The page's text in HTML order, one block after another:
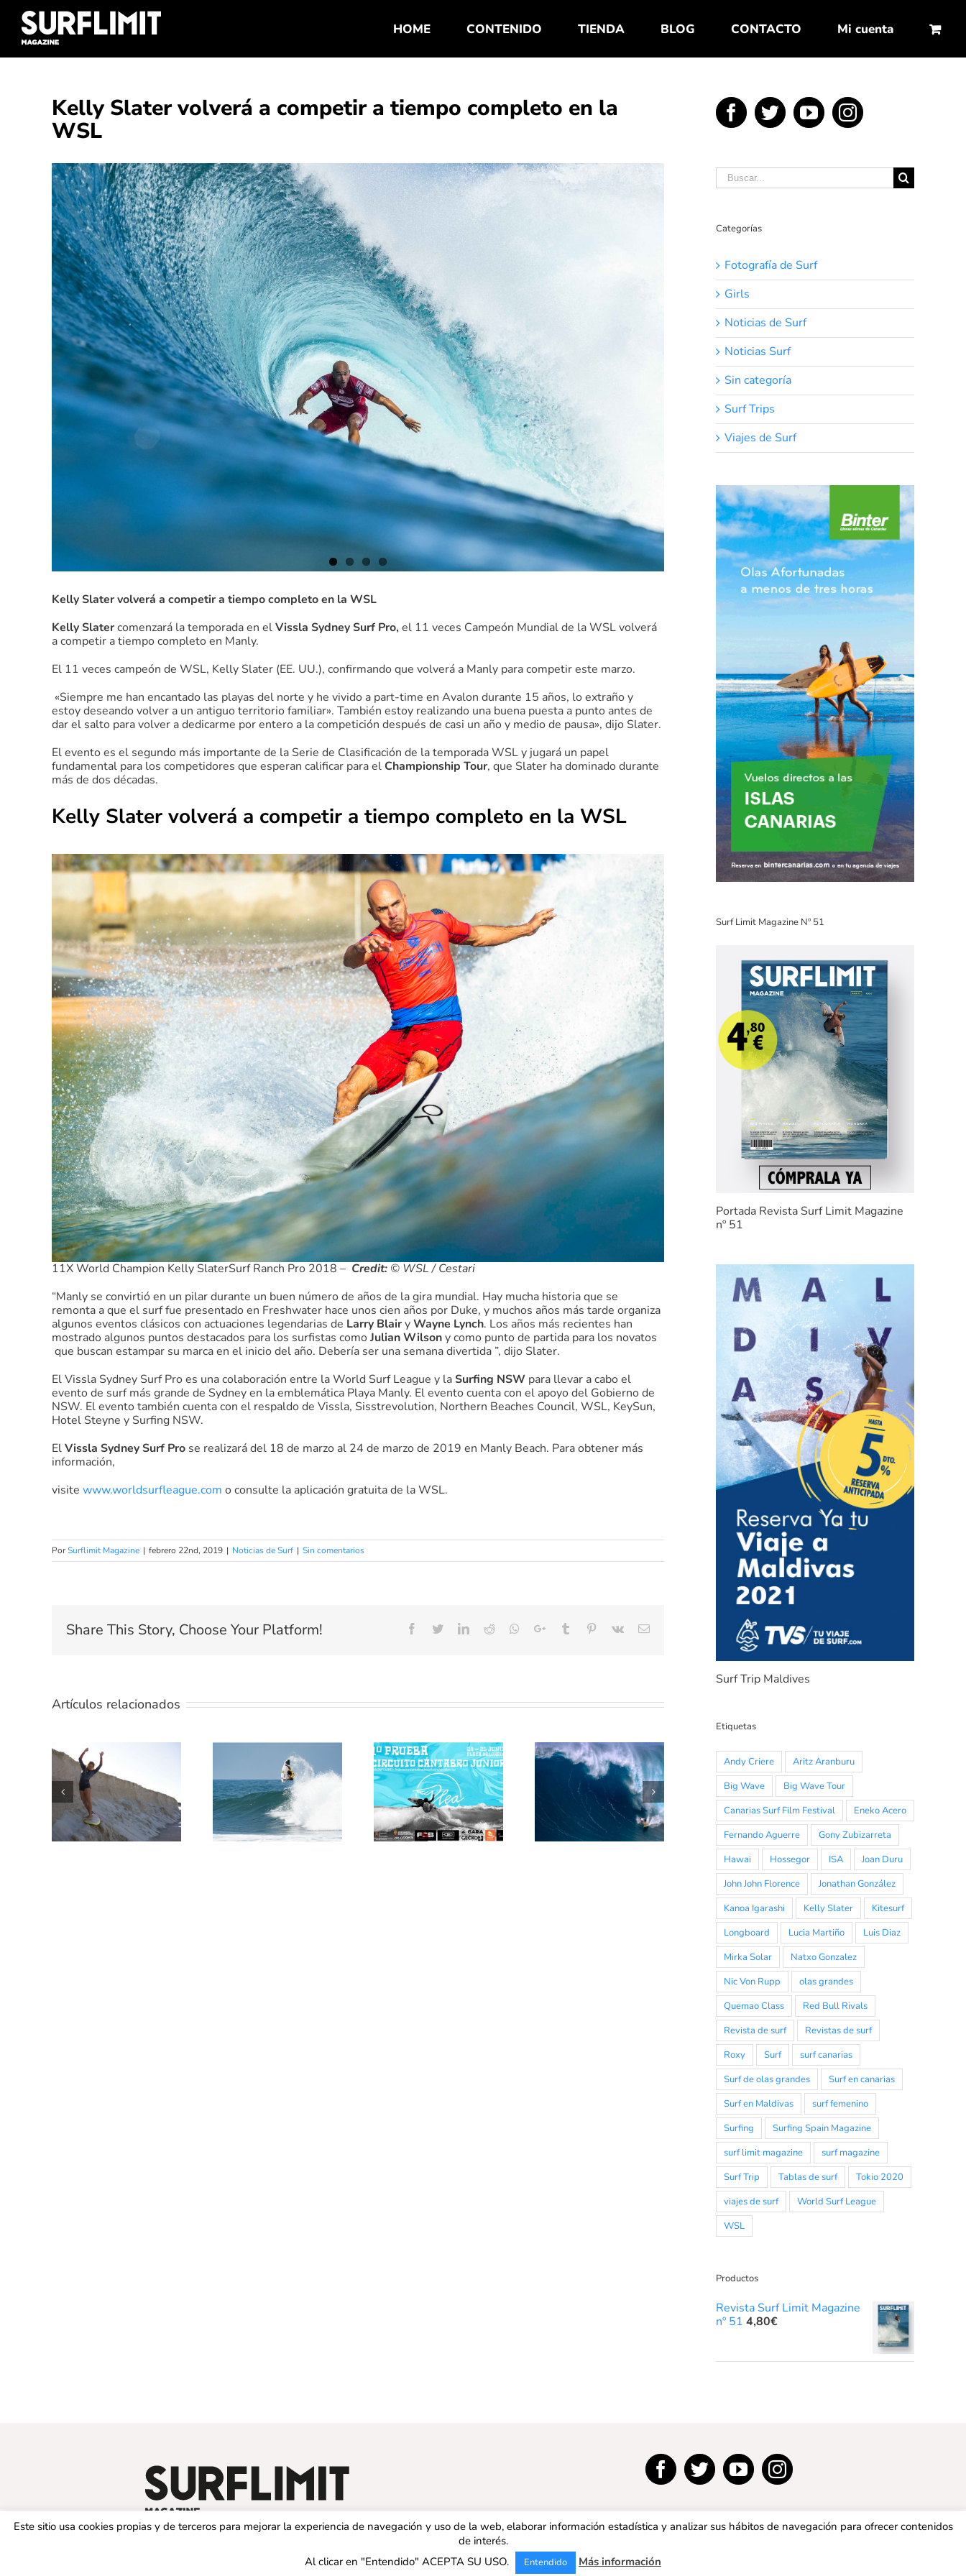
content
HOME CONTENIDO TIENDA BLOG CONTACTO Mi cuenta
Kelly Slater volverá a competir a tiempo completo en la
WSL
Ver
imagen
más
grande
Kelly Slater volverá a competir a tiempo completo en la WSL
Kelly Slatercomenzará la temporada en elVissla Sydney Surf Pro,el 11 veces Campeón Mundial de la WSL volverá
a competir a tiempo completo en Manly.
El 11 veces campeón de WSL, Kelly Slater (EE. UU.), confirmando que volverá a Manly para competir este marzo.
«Siempre me han encantado las playas del norte y he vivido a part-time en Avalon durante 15 años, lo extraño y
estoy deseando volver a un antiguo territorio familiar». También estoy realizando una buena puesta a punto antes de
dar el salto para volver a dedicarme por entero a la competición después de casi un año y medio de pausa», dijo Slater.
El evento es el segundo más importante de la Serie de Clasificación de la temporada WSL y jugará un papel
fundamental para los competidores que esperan calificar para el Championship Tour, que Slater ha dominado durante
más de dos décadas.
Kelly Slater volverá a competir a tiempo completo en la WSL
11X World Champion Kelly SlaterSurf Ranch Pro 2018 – Credit: © WSL / Cestari
“Manly se convirtió en un pilar durante un buen número de años de la gira mundial. Hay mucha historia que se
remonta a que el surf fue presentado en Freshwater hace unos cien años por Duke, y muchos años más tarde organiza
algunos eventos clásicos con actuaciones legendarias de Larry BlairyWayne Lynch. Los años más recientes han
mostrado algunos puntos destacados para los surfistas comoJulian Wilsony como punto de partida para los novatos
que buscan estampar su marca en el inicio del año. Debería ser una semana divertida ”, dijo Slater.
El Vissla Sydney Surf Pro es una colaboración entre la World Surf League y laSurfing NSW para llevar a cabo el
evento de surf más grande de Sydney en la emblemática Playa Manly. El evento cuenta con el apoyo del Gobierno de
NSW. El evento también cuenta con el respaldo de Vissla, Sisstrevolution, Northern Beaches Council, WSL, KeySun,
Hotel Steyne y Surfing NSW.
ElVissla Sydney Surf Pro se realizará del 18 de marzo al 24 de marzo de 2019 en Manly Beach. Para obtener más
información,
visite www.worldsurfleague.com o consulte la aplicación gratuita de la WSL.
PorSurflimit Magazine | febrero 22nd, 2019 | Noticias de Surf | Sin comentarios
Share This Story, Choose Your Platform! Facebook
TwitterLinkedIn
Reddit Whatsapp
Google+Tumblr Pinterest
Vk Email
Artículos relacionados
5 MEJORES
PELICULAS DE
SURF
TE
ENSEÑAMOS
UN POCO
SOBRE
TÉRMINOS
Primera Prueba
del Circuito
Cántabro Junior
La Ola Gigante
Hawaiana
«JAWS»
HORARIOS RIP
CURL
GROMSEARCH
2022 «SOMO»
Buscar:
Categorías
Fotografía de Surf
Girls
Noticias de Surf
Noticias Surf
Sin categoría
Surf Trips
Viajes de Surf
Surf Limit Magazine Nº 51
Portada Revista Surf Limit Magazine
nº 51
Surf Trip Maldives
Etiquetas
Andy Criere
Aritz Aranburu
Big Wave
Big Wave Tour
Canarias Surf Film Festival
Eneko Acero
Fernando Aguerre
Gony Zubizarreta
Hawai
Hossegor ISA
Joan Duru
John John Florence
Jonathan González
Kanoa Igarashi
Kelly Slater
Kitesurf
Longboard
Lucia Martiño
Luis Diaz
Mirka Solar
Natxo Gonzalez
Nic Von Rupp
olas grandes
Quemao Class
Red Bull Rivals
Revista de surf
Revistas de surf
Roxy
Surf
surf canarias
Surf de olas grandes
Surf en canarias
Surf en Maldivas
surf femenino
Surfing
Surfing Spain Magazine
surf limit magazine
surf magazine
Surf Trip
Tablas de surf
Tokio 2020
viajes de surf
World Surf League
WSL
Productos
Revista Surf Limit Magazine
nº 51 4,80€
Este sitio usa cookies propias y de terceros para mejorar la experiencia de navegación y uso de la web, elaborar información estadística y analizar sus hábitos de navegación para ofrecer contenidos
de interés.
Al clicar en "Entendido" ACEPTA SU USO.
Entendido Más información